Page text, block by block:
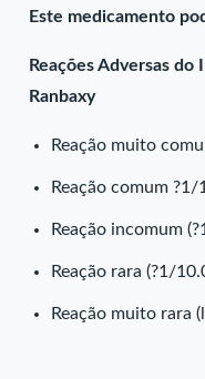
Este medicamento
Reações Adversas
Ranbaxy
Reação muito
Reação comum
Reação incomum
Reação rara (?1/
Reação muito rara